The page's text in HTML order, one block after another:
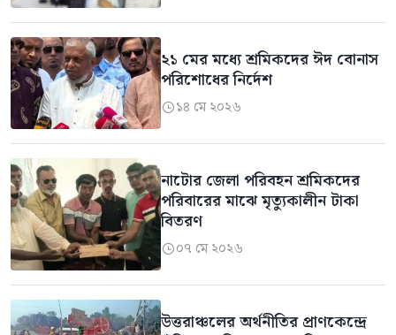
২১ মের মধ্যে শ্রমিকদের ঈদ বোনাস
পরিশোধের নির্দেশ
১৪ মে ২০২৬
নাটোর জেলা পরিবহন শ্রমিকদের
পরিবারের মাঝে মৃত্যুকালীন টাকা
বিতরণ
০৭ মে ২০২৬
উত্তরাঞ্চলের অর্থনীতির প্রাণকেন্দ্রে